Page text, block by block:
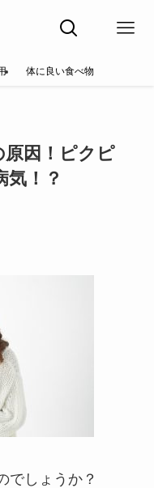
体に良い食べ物
因！ピクピ
！？
でしょうか？